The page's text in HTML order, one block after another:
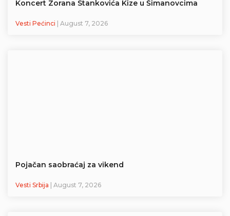
Koncert Zorana Stankovića Kize u Šimanovcima
Vesti Pećinci | August 7, 2026
Pojačan saobraćaj za vikend
Vesti Srbija | August 7, 2026